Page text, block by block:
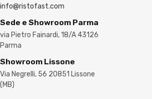
info@ristofast.com
Sede e Showroom Parma
via Pietro Fainardi, 18/A 43126
Parma
Showroom Lissone
Via Negrelli, 56 20851 Lissone
(MB)